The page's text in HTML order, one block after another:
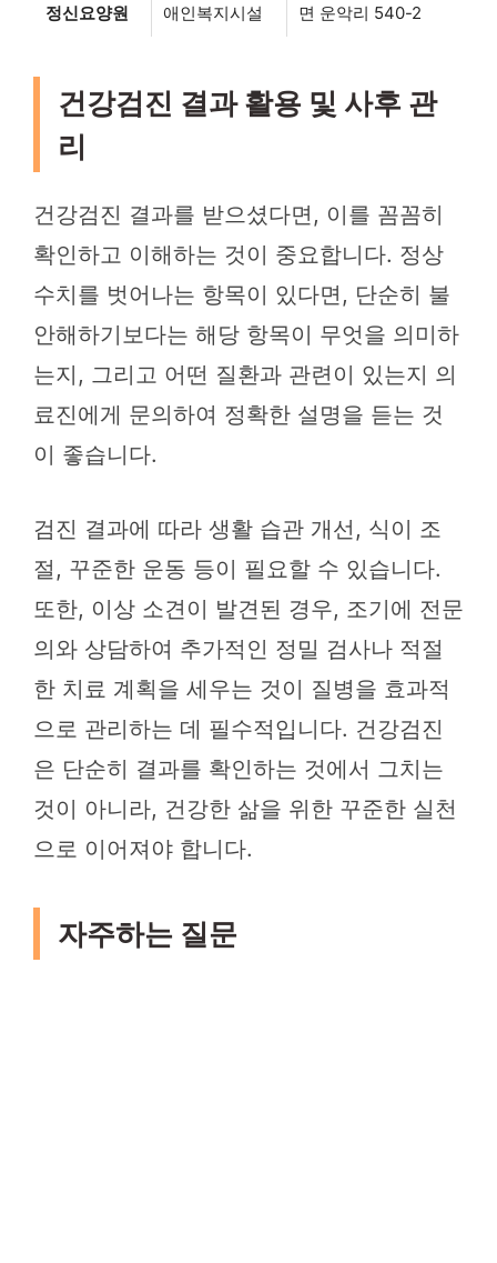
정신요양원
애인복지시설
면 운악리 540-2
건강검진 결과 활용 및 사후 관
리
건강검진 결과를 받으셨다면, 이를 꼼꼼히
확인하고 이해하는 것이 중요합니다. 정상
수치를 벗어나는 항목이 있다면, 단순히 불
안해하기보다는 해당 항목이 무엇을 의미하
는지, 그리고 어떤 질환과 관련이 있는지 의
료진에게 문의하여 정확한 설명을 듣는 것
이 좋습니다.
검진 결과에 따라 생활 습관 개선, 식이 조
절, 꾸준한 운동 등이 필요할 수 있습니다.
또한, 이상 소견이 발견된 경우, 조기에 전문
의와 상담하여 추가적인 정밀 검사나 적절
한 치료 계획을 세우는 것이 질병을 효과적
으로 관리하는 데 필수적입니다. 건강검진
은 단순히 결과를 확인하는 것에서 그치는
것이 아니라, 건강한 삶을 위한 꾸준한 실천
으로 이어져야 합니다.
자주하는 질문